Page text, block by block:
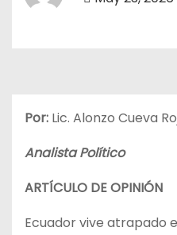
Por: Lic. Alonzo Cueva
Analista Político
ARTÍCULO DE OPINIÓN
Ecuador vive atrapado